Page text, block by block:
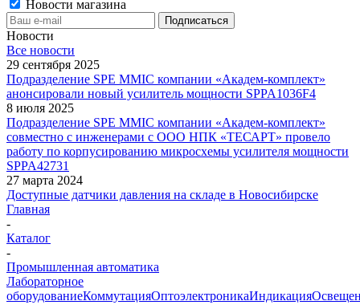
Новости магазина
Новости
Все новости
29 сентября 2025
Подразделение SPE MMIC компании «Академ-комплект»
анонсировали новый усилитель мощности SPPA1036F4
8 июля 2025
Подразделение SPE MMIC компании «Академ-комплект»
совместно с инженерами с ООО НПК «ТЕСАРТ» провело
работу по корпусированию микросхемы усилителя мощности
SPPA42731
27 марта 2024
Доступные датчики давления на складе в Новосибирске
Главная
-
Каталог
-
Промышленная автоматика
Лабораторное
оборудованиеКоммутацияОптоэлектроникаИндикация